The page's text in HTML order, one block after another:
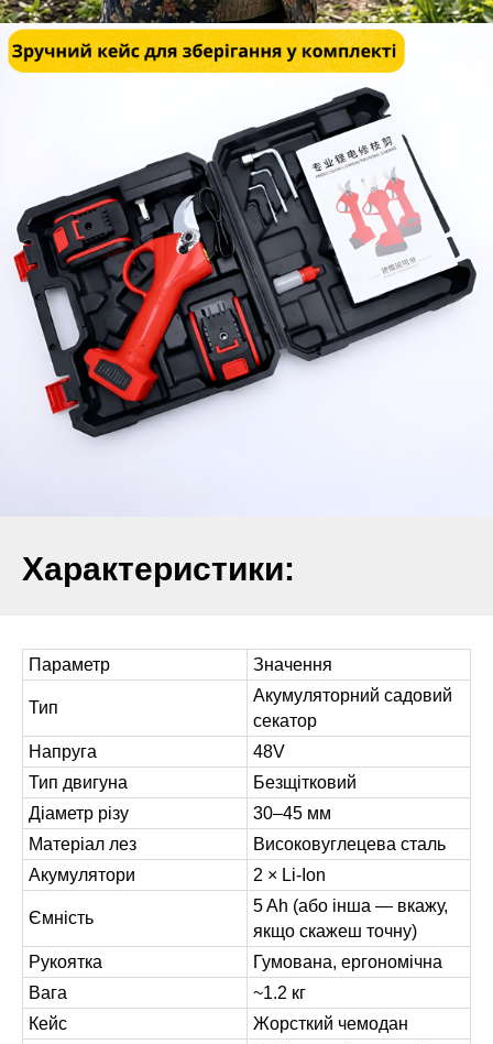
Характеристики:
Параметр Значення
Тип
Акумуляторний садовий
секатор
Напруга
48V
Тип двигуна
Безщітковий
Діаметр різу
30–45 мм
Матеріал лез
Високовуглецева сталь
Акумулятори
2 × Li-Ion
Ємність
5 Ah (або інша — вкажу,
якщо скажеш точну)
Рукоятка
Гумована, ергономічна
Вага
~1.2 кг
Кейс
Жорсткий чемодан